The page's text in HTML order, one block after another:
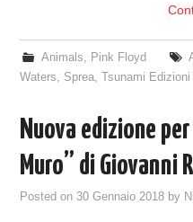
POLICY/COOKIES
Animals, Pink Floyd
Waters, Sprea,Tsunami Edizioni
Nuova edizione
Muro” di Giovanni
Posted on 30 Gennaio 2018 by